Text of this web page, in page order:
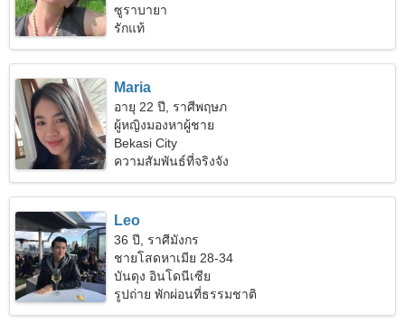
ซูราบายา
รักแท้
Maria
อายุ 22 ปี, ราศีพฤษภ
ผู้หญิงมองหาผู้ชาย
Bekasi City
ความสัมพันธ์ที่จริงจัง
Leo
36 ปี, ราศีมังกร
ชายโสดหาเมีย 28-34
บันดุง อินโดนีเซีย
รูปถ่าย พักผ่อนที่ธรรมชาติ